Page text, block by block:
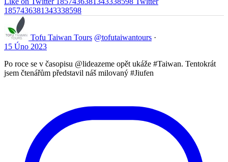
1857436381343338598
Tofu Taiwan Tours @tofutaiwantours ·
15 Úno 2023
Po roce se v časopisu @lideazeme opět ukáže #Taiwan. Tentokrát
jsem čtenářům představil náš milovaný #Jiufen